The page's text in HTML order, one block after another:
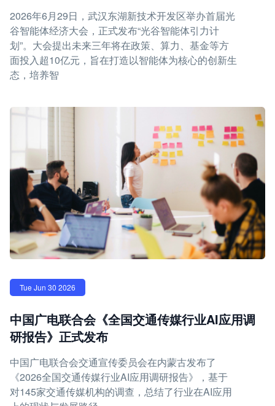
2026年6月29日，武汉东湖新技术开发区举办首届光
谷智能体经济大会，正式发布“光谷智能体引力计
划”。大会提出未来三年将在政策、算力、基金等方
面投入超10亿元，旨在打造以智能体为核心的创新生
态，培养智
Tue Jun 30 2026
中国广电联合会《全国交通传媒行业AI应用调
研报告》正式发布
中国广电联合会交通宣传委员会在内蒙古发布了
《2026全国交通传媒行业AI应用调研报告》，基于
对145家交通传媒机构的调查，总结了行业在AI应用